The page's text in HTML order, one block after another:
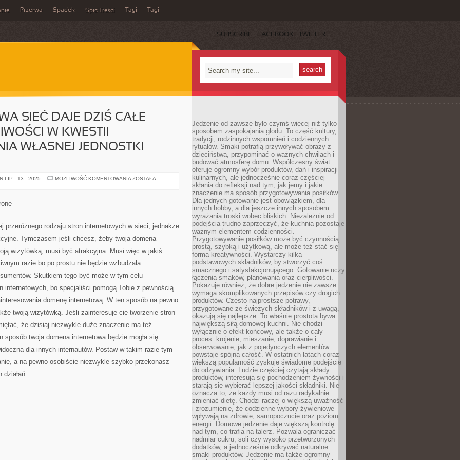
Przerwa Spadek Spis Treści Tagi Tagi
SUBSCRIBE FACEBOOK TWITTER
SIEĆ DAJE DZIŚ CAŁE
W KWESTII
WŁASNEJ JEDNOSTKI
LIP - 13 - 2025 MOŻLIWOŚĆ KOMENTOWANIA OGÓLNOŚWIATOWA
KWESTII
REKOMENDOWANIA
JEDNOSTKI
ZOSTAŁA
przeróżnego rodzaju stron internetowych w sieci, jednakże
Tymczasem jeśli chcesz, żeby twoja domena
wizytówką, musi być atrakcyjna. Musi więc w jakiś
razie bo po prostu nie będzie wzbudzała
Skutkiem tego być może w tym celu
internetowych, bo specjaliści pomogą Tobie z pewnością
domenę internetową. W ten sposób na pewno
twoją wizytówką. Jeśli zainteresuje cię tworzenie stron
że dzisiaj niezwykle duże znaczenie ma też
twoja domena internetowa będzie mogła się
dla innych internautów. Postaw w takim razie tym
a na pewno osobiście niezwykle szybko przekonasz
działań.
Jedzenie od zawsze było czymś więcej niż tylko
sposobem zaspokajania głodu. To część kultury,
tradycji, rodzinnych wspomnień i codziennych
rytuałów. Smaki potrafią przywoływać obrazy z
dzieciństwa, przypominać o ważnych chwilach i
budować atmosferę domu. Współczesny świat
oferuje ogromny wybór produktów, dań i inspiracji
kulinarnych, ale jednocześnie coraz częściej
skłania do refleksji nad tym, jak jemy i jakie
znaczenie ma sposób przygotowywania posiłków.
Dla jednych gotowanie jest obowiązkiem, dla
innych hobby, a dla jeszcze innych sposobem
wyrażania troski wobec bliskich. Niezależnie od
podejścia trudno zaprzeczyć, że kuchnia pozostaje
ważnym elementem codzienności.
Przygotowywanie posiłków może być czynnością
prostą, szybką i użytkową, ale może też stać się
formą kreatywności. Wystarczy kilka
podstawowych składników, by stworzyć coś
smacznego i satysfakcjonującego. Gotowanie uczy
łączenia smaków, planowania oraz cierpliwości.
Pokazuje również, że dobre jedzenie nie zawsze
wymaga skomplikowanych przepisów czy drogich
produktów. Często najprostsze potrawy,
przygotowane ze świeżych składników i z uwagą,
okazują się najlepsze. To właśnie prostota bywa
największą siłą domowej kuchni. Nie chodzi
wyłącznie o efekt końcowy, ale także o cały
proces: krojenie, mieszanie, doprawianie i
obserwowanie, jak z pojedynczych elementów
powstaje spójna całość. W ostatnich latach coraz
większą popularność zyskuje świadome podejście
do odżywiania. Ludzie częściej czytają składy
produktów, interesują się pochodzeniem żywności i
starają się wybierać lepszej jakości składniki. Nie
oznacza to, że każdy musi od razu radykalnie
zmieniać dietę. Chodzi raczej o większą uważność
i zrozumienie, że codzienne wybory żywieniowe
wpływają na zdrowie, samopoczucie oraz poziom
energii. Domowe jedzenie daje większą kontrolę
nad tym, co trafia na talerz. Pozwala ograniczać
nadmiar cukru, soli czy wysoko przetworzonych
dodatków, a jednocześnie odkrywać naturalne
smaki produktów. Jedzenie ma także ogromny